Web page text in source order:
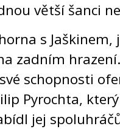
větší šanci
s Jaškinem,
zadním
schopnosti
Pyrochta,
jej